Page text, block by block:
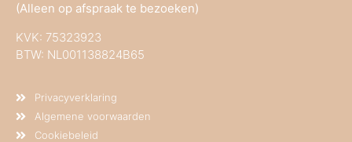
(Alleen op afspraak te bezoeken)
KVK: 75323923
BTW: NL001138824B65
Privacyverklaring
Algemene voorwaarden
Cookiebeleid